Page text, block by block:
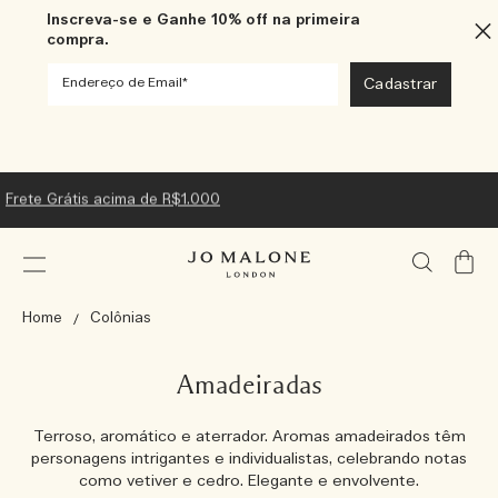
Inscreva-se e Ganhe 10% off na primeira
compra.
Frete Grátis acima de R$1.000
Meu
Home
Colônias
Amadeiradas
Terroso, aromático e aterrador. Aromas amadeirados têm
personagens intrigantes e individualistas, celebrando notas
como vetiver e cedro. Elegante e envolvente.